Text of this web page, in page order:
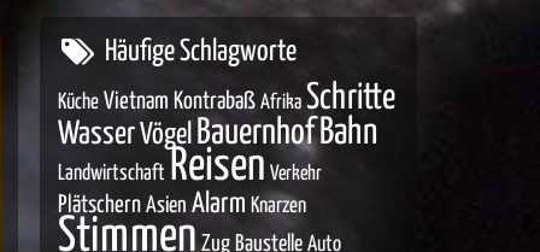
Häufige Schlagworte
Küche Vietnam Kontrabaß Afrika Schritte
WasserVögel Bauernhof Bahn
Landwirtschaft Reisen Verkehr
Plätschern Asien Alarm Knarzen
Stimmen Zug Baustelle Auto